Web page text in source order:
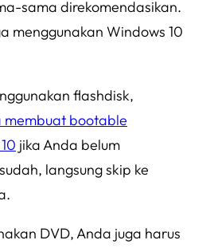
sama direkomendasikan.
menggunakan Windows 10
flashdisk,
membuat bootable
jika Anda belum
langsung skip ke
DVD, Anda juga harus